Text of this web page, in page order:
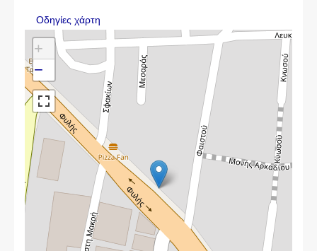
Οδηγίες χάρτη
+
−